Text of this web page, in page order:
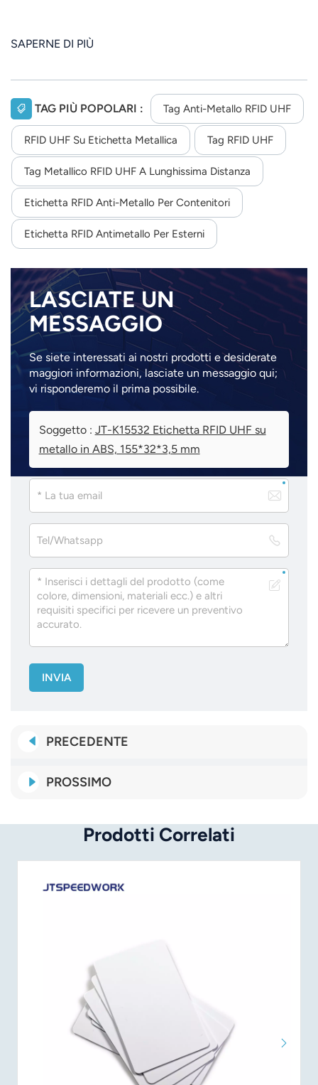
SAPERNE DI PIÙ
TAG PIÙ POPOLARI : Tag Anti-Metallo RFID UHF
RFID UHF Su Etichetta Metallica Tag RFID UHF
Tag Metallico RFID UHF A Lunghissima Distanza
Etichetta RFID Anti-Metallo Per Contenitori
Etichetta RFID Antimetallo Per Esterni
LASCIATE UN
MESSAGGIO
Se siete interessati ai nostri prodotti e desiderate
maggiori informazioni, lasciate un messaggio qui;
vi risponderemo il prima possibile.
Soggetto : JT-K15532 Etichetta RFID UHF su
metallo in ABS, 155*32*3,5 mm
INVIA
PRECEDENTE
PROSSIMO
Prodotti Correlati